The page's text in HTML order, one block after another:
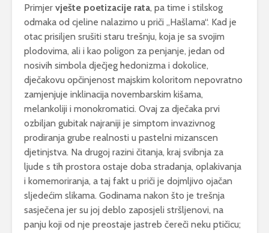
Primjer vješte poetizacije rata, pa time i stilskog
odmaka od cjeline nalazimo u priči „Hašlama“. Kad je
otac prisiljen srušiti staru trešnju, koja je sa svojim
plodovima, ali i kao poligon za penjanje, jedan od
nosivih simbola dječjeg hedonizma i dokolice,
dječakovu opčinjenost majskim koloritom nepovratno
zamjenjuje inklinacija novembarskim kišama,
melankoliji i monokromatici. Ovaj za dječaka prvi
ozbiljan gubitak najraniji je simptom invazivnog
prodiranja grube realnosti u pastelni mizanscen
djetinjstva. Na drugoj razini čitanja, kraj svibnja za
ljude s tih prostora ostaje doba stradanja, oplakivanja
i komemoriranja, a taj fakt u priči je dojmljivo ojačan
sljedećim slikama. Godinama nakon što je trešnja
sasječena jer su joj deblo zaposjeli stršljenovi, na
panju koji od nje preostaje jastreb čereči neku ptičicu;